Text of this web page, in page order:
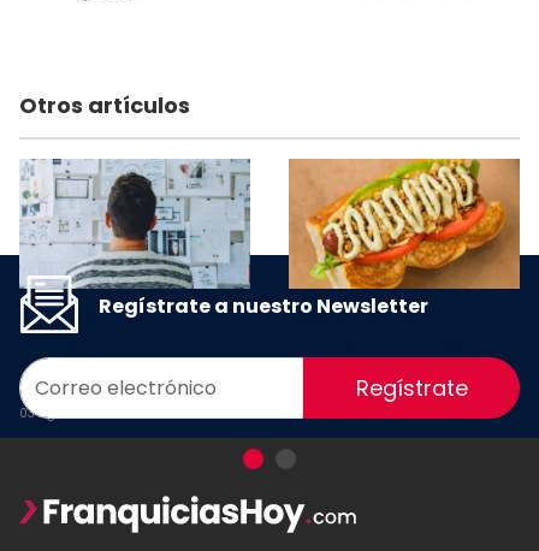
Otros artículos
¿Negocio propio o
franquicia? La
decisión que puede
definir tu éxito
03 Agosto 2026
México da la
Haus, la cadena que
reinventó los hot dogs
Regístrate a nuestro Newsletter
Regístrate